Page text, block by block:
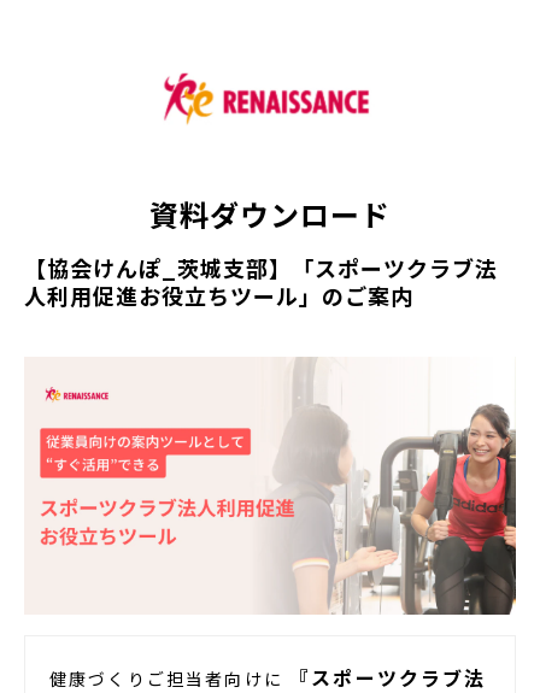
資料ダウンロード
【協会けんぽ_茨城支部】「スポーツクラブ法
人利用促進お役立ちツール」のご案内
健康づくりご担当者向けに
『スポーツクラブ法